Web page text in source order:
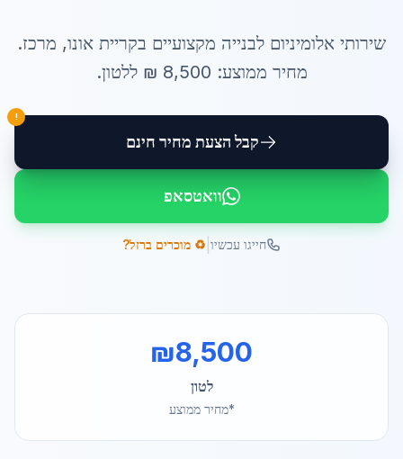
שירותי אלומיניום לבנייה מקצועיים בקריית אונו, מרכז.
מחיר ממוצע: 8,500 ₪ ללטון.
קבל הצעת מחיר חינם
!
וואטסאפ
חייגו עכשיו ♻️ מוכרים ברזל?
₪8,500
לטון
*מחיר ממוצע